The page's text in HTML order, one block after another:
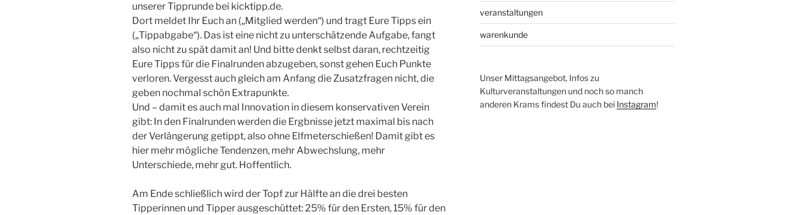
unserer Tipprunde bei kicktipp.de.
Dort meldet Ihr Euch an („Mitglied werden“) und tragt Eure Tipps ein
(„Tippabgabe“). Das ist eine nicht zu unterschätzende Aufgabe, fangt
also nicht zu spät damit an! Und bitte denkt selbst daran, rechtzeitig
Eure Tipps für die Finalrunden abzugeben, sonst gehen Euch Punkte
verloren. Vergesst auch gleich am Anfang die Zusatzfragen nicht, die
geben nochmal schön Extrapunkte.
Und – damit es auch mal Innovation in diesem konservativen Verein
gibt: In den Finalrunden werden die Ergbnisse jetzt maximal bis nach
der Verlängerung getippt, also ohne Elfmeterschießen! Damit gibt es
hier mehr mögliche Tendenzen, mehr Abwechslung, mehr
Unterschiede, mehr gut. Hoffentlich.
Am Ende schließlich wird der Topf zur Hälfte an die drei besten
Tipperinnen und Tipper ausgeschüttet: 25% für den Ersten, 15% für den
veranstaltungen
warenkunde
Unser Mittagsangebot, Infos zu
Kulturveranstaltungen und noch so manch
anderen Krams findest Du auch bei Instagram!